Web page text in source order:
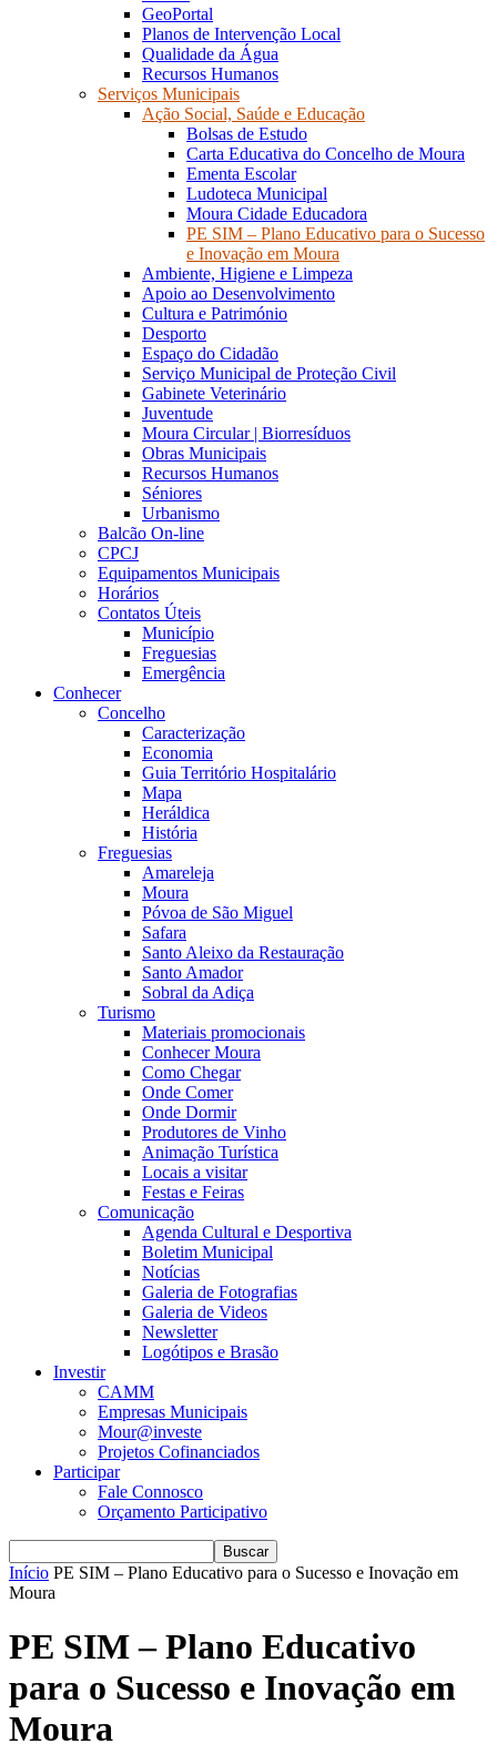
GeoPortal
Planos de Intervenção Local
Qualidade da Água
Recursos Humanos
Serviços Municipais
Ação Social, Saúde e Educação
Bolsas de Estudo
Carta Educativa do Concelho de Moura
Ementa Escolar
Ludoteca Municipal
Moura Cidade Educadora
PE SIM – Plano Educativo para o Sucesso
e Inovação em Moura
Ambiente, Higiene e Limpeza
Apoio ao Desenvolvimento
Cultura e Património
Desporto
Espaço do Cidadão
Serviço Municipal de Proteção Civil
Gabinete Veterinário
Juventude
Moura Circular | Biorresíduos
Obras Municipais
Recursos Humanos
Séniores
Urbanismo
Balcão On-line
CPCJ
Equipamentos Municipais
Horários
Contatos Úteis
Município
Freguesias
Emergência
Conhecer
Concelho
Caracterização
Economia
Guia Território Hospitalário
Mapa
Heráldica
História
Freguesias
Amareleja
Moura
Póvoa de São Miguel
Safara
Santo Aleixo da Restauração
Santo Amador
Sobral da Adiça
Turismo
Materiais promocionais
Conhecer Moura
Como Chegar
Onde Comer
Onde Dormir
Produtores de Vinho
Animação Turística
Locais a visitar
Festas e Feiras
Comunicação
Agenda Cultural e Desportiva
Boletim Municipal
Notícias
Galeria de Fotografias
Galeria de Videos
Newsletter
Logótipos e Brasão
Investir
CAMM
Empresas Municipais
Mour@investe
Projetos Cofinanciados
Participar
Fale Connosco
Orçamento Participativo
Início PE SIM – Plano Educativo para o Sucesso e Inovação em
Moura
PE SIM – Plano Educativo
para o Sucesso e Inovação em
Moura